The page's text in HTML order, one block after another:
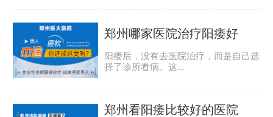
郑州哪家医院治疗阳痿好
阳痿后，没有去医院治疗，而是自己选
择了诊所看病。这...
郑州看阳痿比较好的医院